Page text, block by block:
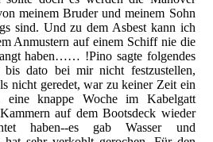
meinem Bruder und meinem Sohn
sind. Und zu dem Asbest kann ich
Anmustern auf einem Schiff nie die
haben…… !Pino sagte folgendes
dato bei mir nicht festzustellen,
nicht geredet, war zu keiner Zeit ein
eine knappe Woche im Kabelgatt
auf dem Bootsdeck wieder
haben--es gab Wasser und